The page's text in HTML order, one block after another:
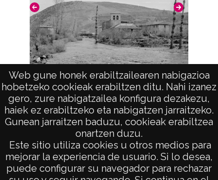
Web gune honek erabiltzailearen nabigazioa
hobetzeko cookieak erabiltzen ditu. Nahi izanez
gero, zure nabigatzailea konfigura dezakezu,
haiek ez erabiltzeko eta nabigatzen jarraitzeko.
Gunean jarraitzen baduzu, cookieak erabiltzea
onartzen duzu.
Este sitio utiliza cookies u otros medios para
mejorar la experiencia de usuario. Si lo desea,
puede configurar su navegador para rechazar
Barbadillo de Pez (Burgos)
AVISO LEGAL
POLÍTICA DE PRIVACIDAD
ACCESIBILIDAD